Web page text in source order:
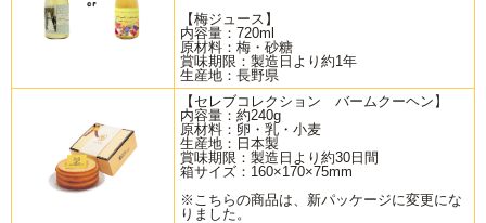
【梅ジュース】
内容量：720ml
原材料：梅・砂糖
賞味期限：製造日より約1年
生産地：長野県
【セレブコレクション バームクーヘン】
内容量：約240g
原材料：卵・乳・小麦
生産地：日本製
賞味期限：製造日より約30日間
箱サイズ：160×170×75mm
※こちらの商品は、新パッケージに変更にな
りました。